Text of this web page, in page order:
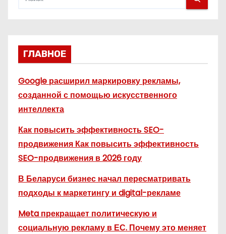
ГЛАВНОЕ
Google расширил маркировку рекламы,
созданной с помощью искусственного
интеллекта
Как повысить эффективность SEO-
продвижения Как повысить эффективность
SEO-продвижения в 2026 году
В Беларуси бизнес начал пересматривать
подходы к маркетингу и digital-рекламе
Meta прекращает политическую и
социальную рекламу в ЕС. Почему это меняет